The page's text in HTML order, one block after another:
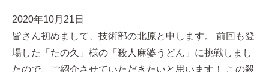
2020年10月21日
皆さん初めまして、技術部の北原と申します。 前回も登
場した「たの久」様の「殺人麻婆うどん」に挑戦しまし
たので、ご紹介させていただきたいと思います！ この殺